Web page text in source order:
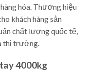
hóa. Thương hiệu
khách hàng sản
chất lượng quốc tế,
thị trường.
4000kg